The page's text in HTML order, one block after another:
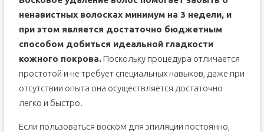
ненавистных волосках минимум на 3 недели, и
при этом является достаточно бюджетным
способом добиться идеальной гладкости
кожного покрова.Поскольку процедура отличается
простотой и не требует специальных навыков, даже при
отсутствии опыта она осуществляется достаточно
легко и быстро.
Если пользоваться воском для эпиляции постоянно,